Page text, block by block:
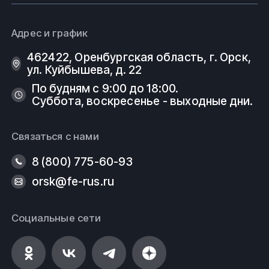
Адрес и график
462422, Оренбургская область, г. Орск,
ул. Куйбышева, д. 22
По будням с 9:00 до 18:00.
Суббота, воскресенье - выходные дни.
Связаться с нами
8 (800) 775-60-93
orsk@fe-rus.ru
Социальные сети